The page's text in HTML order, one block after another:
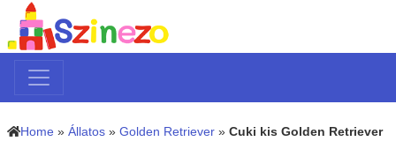
Home » Állatos » Golden Retriever » Cuki kis Golden Retriever